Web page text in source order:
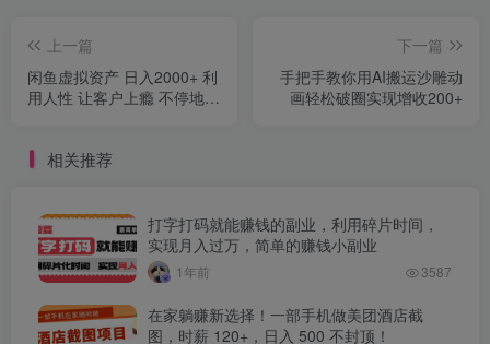
上一篇
闲鱼虚拟资产 日入2000+ 利
用人性 让客户上瘾 不停地复
下一篇
手把手教你用AI搬运沙雕动
画轻松破圈实现增收200+
相关推荐
打字打码就能赚钱的副业，利用碎片时间，
实现月入过万，简单的赚钱小副业
1年前 3587
在家躺赚新选择！一部手机做美团酒店截
图，时薪 120+，日入 500 不封顶！